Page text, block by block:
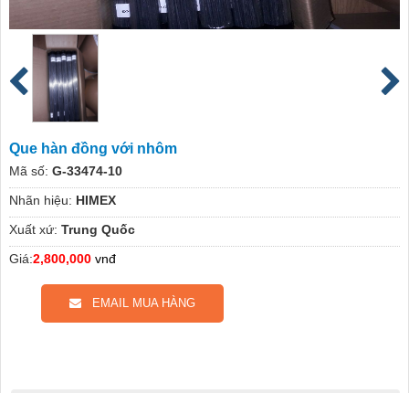
Que hàn đồng với nhôm
Mã số: G-33474-10
Nhãn hiệu: HIMEX
Xuất xứ: Trung Quốc
Giá:2,800,000 vnđ
EMAIL MUA HÀNG